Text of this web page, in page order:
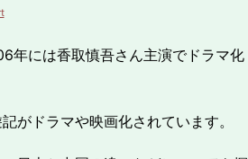
年には香取慎吾さん主演でドラマ化
がドラマや映画化されています。